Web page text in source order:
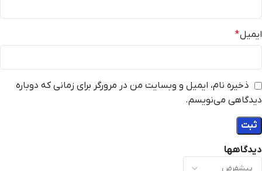
دیدگاهها
ایمیل*
ذخیره نام، ایمیل و وبسایت من در مرورگر برای زمانی که دوباره
دیدگاهی می‌نویسم.